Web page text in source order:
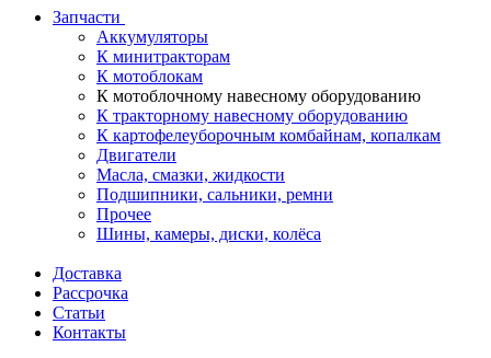
Запчасти
Аккумуляторы
К минитракторам
К мотоблокам
К мотоблочному навесному оборудованию
К тракторному навесному оборудованию
К картофелеуборочным комбайнам, копалкам
Двигатели
Масла, смазки, жидкости
Подшипники, сальники, ремни
Прочее
Шины, камеры, диски, колёса
Доставка
Рассрочка
Статьи
Контакты